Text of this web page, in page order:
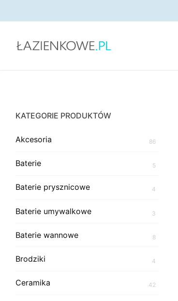
do
KATEGORIE PRODUKTÓW
Akcesoria 86
Baterie 5
Baterie prysznicowe 4
Baterie umywalkowe 3
Baterie wannowe 8
Brodziki 4
Ceramika 42